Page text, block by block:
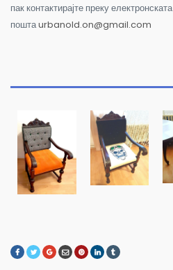
пак контактирајте преку електронската
поштаurbanold.on@gmail.com